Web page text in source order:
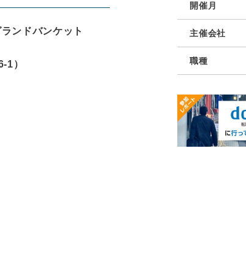
ンドバンケット
1）
開催月
主催会社
職種